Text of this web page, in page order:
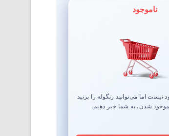
ناموجود
نیست اما می‌توانید زنگوله را بزنید
شدن، به شما خبر دهیم.